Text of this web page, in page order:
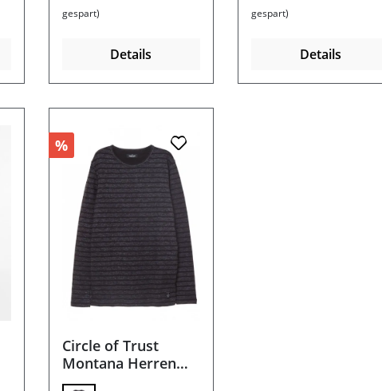
gespart)
Details
gespart)
Details
%
Circle of Trust
Montana Herren
Pullover